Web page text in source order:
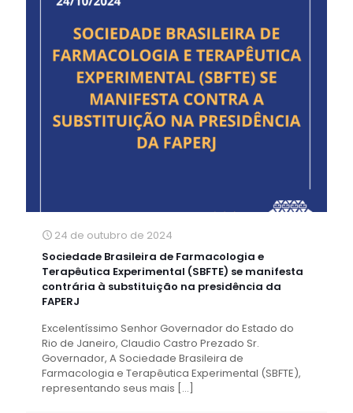
24 de outubro de 2024
Sociedade Brasileira de Farmacologia e
Terapêutica Experimental (SBFTE) se manifesta
contrária à substituição na presidência da
FAPERJ
Excelentíssimo Senhor Governador do Estado do
Rio de Janeiro, Claudio Castro Prezado Sr.
Governador, A Sociedade Brasileira de
Farmacologia e Terapêutica Experimental (SBFTE),
representando seus mais […]